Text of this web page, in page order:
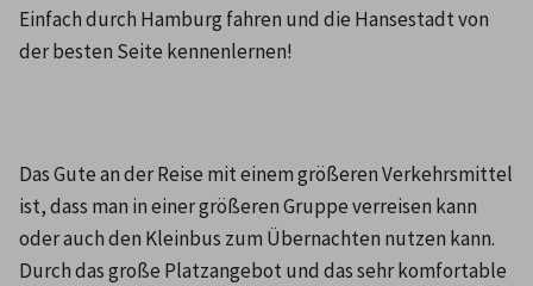
Einfach durch Hamburg fahren und die Hansestadt von
der besten Seite kennenlernen!
Das Gute an der Reise mit einem größeren Verkehrsmittel
ist, dass man in einer größeren Gruppe verreisen kann
oder auch den Kleinbus zum Übernachten nutzen kann.
Durch das große Platzangebot und das sehr komfortable